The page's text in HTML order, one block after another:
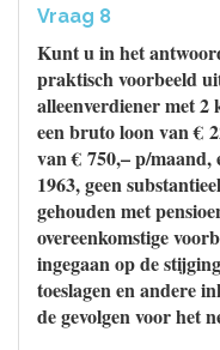
Vraag 8
Kunt u in het
praktisch voorbeeld
alleenverdiener met 2
een bruto loon van €
van € 750,– p/
1963, geen
gehouden met
overeenkomstige
ingegaan op de
toeslagen en andere
de gevolgen voor het